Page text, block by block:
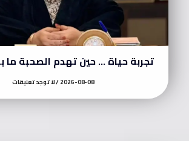
تجربة حياة … حين تهدم الصحبة ما
2026-08-08 لا توجد تعليقات